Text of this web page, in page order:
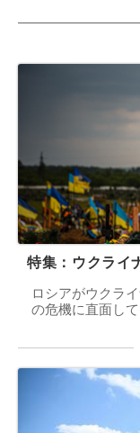
特集：ウクライ
ロシアがウクラ
の危機に直面して